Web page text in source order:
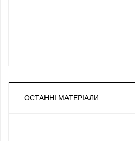
ОСТАННІ МАТЕРІАЛИ